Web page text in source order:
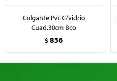
Colgante Pvc C/vidrio
Cuad.30cm Bco
$836